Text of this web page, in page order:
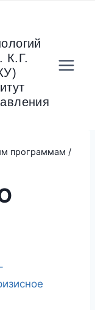
К.Г.
программам /